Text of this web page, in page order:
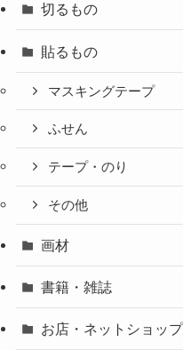
切るもの
貼るもの
マスキングテープ
ふせん
テープ・のり
その他
画材
書籍・雑誌
お店・ネットショップ